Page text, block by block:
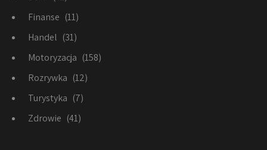
Finanse (11)
Handel (31)
Motoryzacja (158)
Rozrywka (12)
Turystyka (7)
Zdrowie (41)